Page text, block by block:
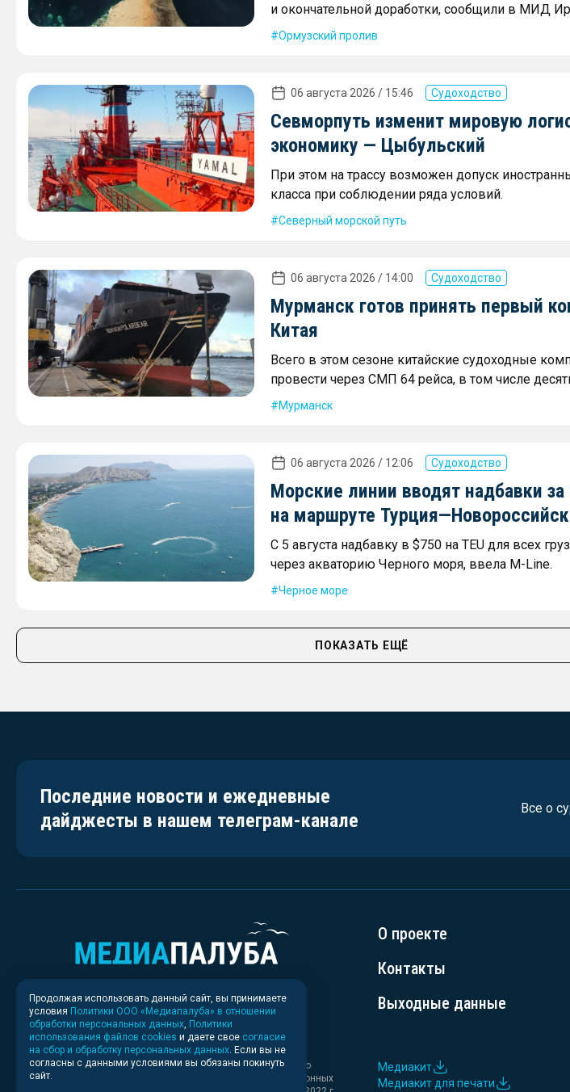
и окончательной доработки, сообщили в МИД
Ормузский пролив
06 августа 2026 / 15:46 Судоходство
Севморпуть изменит мировую
экономику — Цыбульский
При этом на трассу возможен допуск
класса при соблюдении ряда условий.
Северный морской путь
06 августа 2026 / 14:00 Судоходство
Мурманск готов принять первый
Китая
Всего в этом сезоне китайские судоходные
провести через СМП 64 рейса, в том числе
Мурманск
06 августа 2026 / 12:06 Судоходство
Морские линии вводят надбавки
на маршруте Турция—Новороссийск
С 5 августа надбавку в $750 на TEU для всех
через акваторию Черного моря, ввела M-Line.
Черное море
ПОКАЗАТЬ ЕЩЁ
Последние новости и ежедневные
дайджесты в нашем телеграм-канале
Все о
О проекте
Контакты
Выходные данные
Свидетельство о регистрации СМИ ИА № ФС 77 - 83037 выдано
Федеральной службой по надзору в сфере связи, информационных
Медиакит
Медиакит для печати
Продолжая использовать данный сайт, вы принимаете
условия Политики ООО «Медиапалуба» в отношении
обработки персональных данных Политики
использования файлов cookies и даете свое согласие
на сбор и обработку персональных данных . Если вы не
согласны с данными условиями вы обязаны покинуть
сайт.